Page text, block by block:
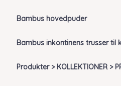
Bambus hovedpuder
Bambus inkontinens trusser til
Produkter > KOLLEKTIONER >